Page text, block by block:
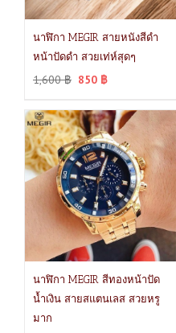
นาฬิกา MEGIR สายหนังสีดำ
หน้าปัดดำ สวยเท่ห์สุดๆ
1,600฿ 850 ฿
นาฬิกา MEGIR สีทองหน้าปัด
น้ำเงิน สายสแตนเลส สวยหรู
มาก